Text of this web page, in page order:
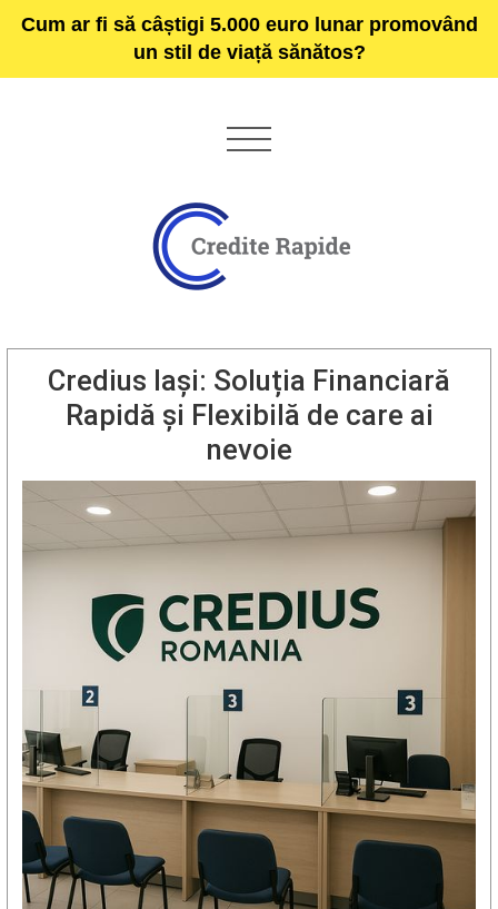
Cum ar fi să câștigi 5.000 euro lunar promovând
un stil de viață sănătos?
Credius Iași: Soluția Financiară
Rapidă și Flexibilă de care ai
nevoie